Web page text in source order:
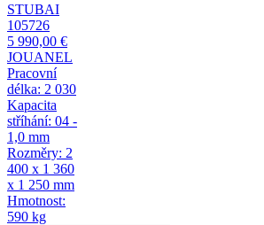
STUBAI
105726
5 990,00 €
JOUANEL
Pracovní
délka: 2 030
Kapacita
stříhání: 04 -
1,0 mm
Rozměry: 2
400 x 1 360
x 1 250 mm
Hmotnost:
590 kg